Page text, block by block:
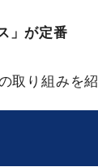
」が定番
取り組みを紹